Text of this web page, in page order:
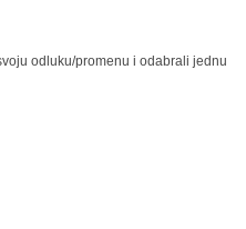
odluku/promenu i odabrali jednu